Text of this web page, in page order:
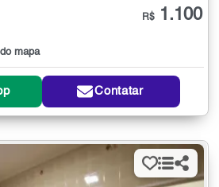
mapa
R$ 1.100
Contatar